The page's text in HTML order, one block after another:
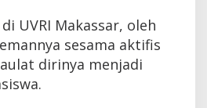
UVRI Makassar, oleh
sesama aktifis
dirinya menjadi